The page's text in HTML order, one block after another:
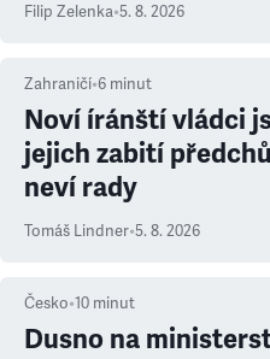
Filip Zelenka•5. 8. 2026
Zahraničí•6 minut
Noví íránští vládci
jejich zabití
neví rady
Tomáš Lindner•5. 8. 2026
Česko•10 minut
Dusno na